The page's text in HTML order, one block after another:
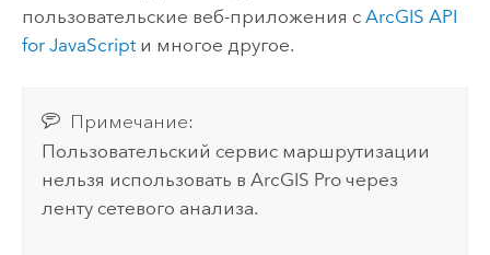
пользовательские веб-приложения с ArcGIS API
for JavaScriptи многое другое.
Примечание:
Пользовательский сервис маршрутизации
нельзя использовать вArcGIS Pro через
ленту сетевого анализа.